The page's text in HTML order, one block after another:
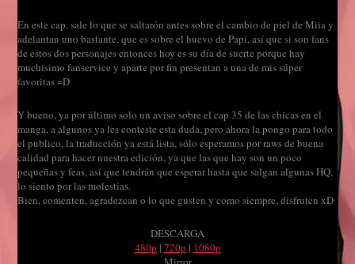
En este cap. sale lo que se saltarón antes sobre el cambio de piel de Miia y
adelantan uno bastante, que es sobre el huevo de Papi, así que si son fans
de estos dos personajes entonces hoy es su día de suerte porque hay
muchisimo fanservice y aparte por fin presentan a una de mis súper
favoritas =D
Y bueno, ya por último solo un aviso sobre el cap 35 de las chicas en el
manga, a algunos ya les conteste esta duda, pero ahora la pongo para todo
el publico, la traducción ya está lista, sólo esperamos por raws de buena
calidad para hacer nuestra edición, ya que las que hay son un poco
pequeñas y feas, así que tendrán que esperar hasta que salgan algunas HQ,
lo siento por las molestias.
Bien, comenten, agradezcan o lo que gusten y como siempre, disfruten xD
DESCARGA
480p | 720p | 1080p